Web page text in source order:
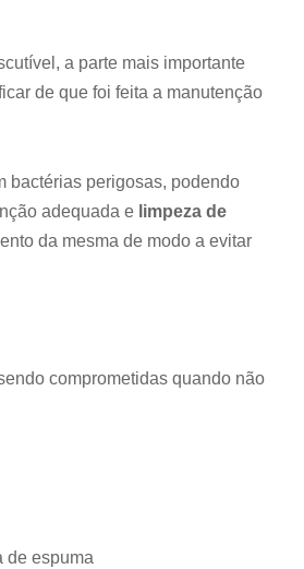
a parte mais importante
de que foi feita a manutenção
bactérias perigosas, podendo
adequada e limpeza de
da mesma de modo a evitar
comprometidas quando não
de espuma